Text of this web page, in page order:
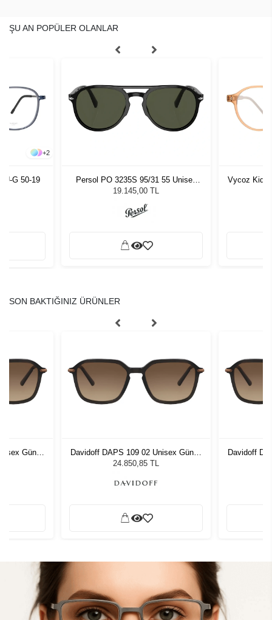
ŞU AN POPÜLER OLANLAR
Persol PO 3235S 95/31 55 Unisex
Güneş Gözlüğü
19.145,00 TL
Vycoz Kids Gentle Bloom BRN 46-19
135
0,00 TL
Morel
SON BAKTIĞINIZ ÜRÜNLER
Güneş
Davidoff DAPS 109 02 Unisex Güneş
Gözlüğü
24.850,85 TL
Davidoff